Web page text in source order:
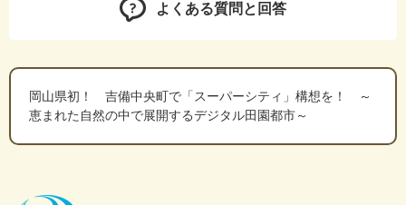
よくある質問と回答
岡山県初！ 吉備中央町で「スーパーシティ」構想を！ ～
恵まれた自然の中で展開するデジタル田園都市～